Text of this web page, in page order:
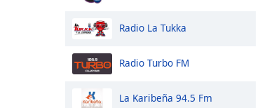
Radio La Tukka
Radio Turbo FM
La Karibeña 94.5 Fm